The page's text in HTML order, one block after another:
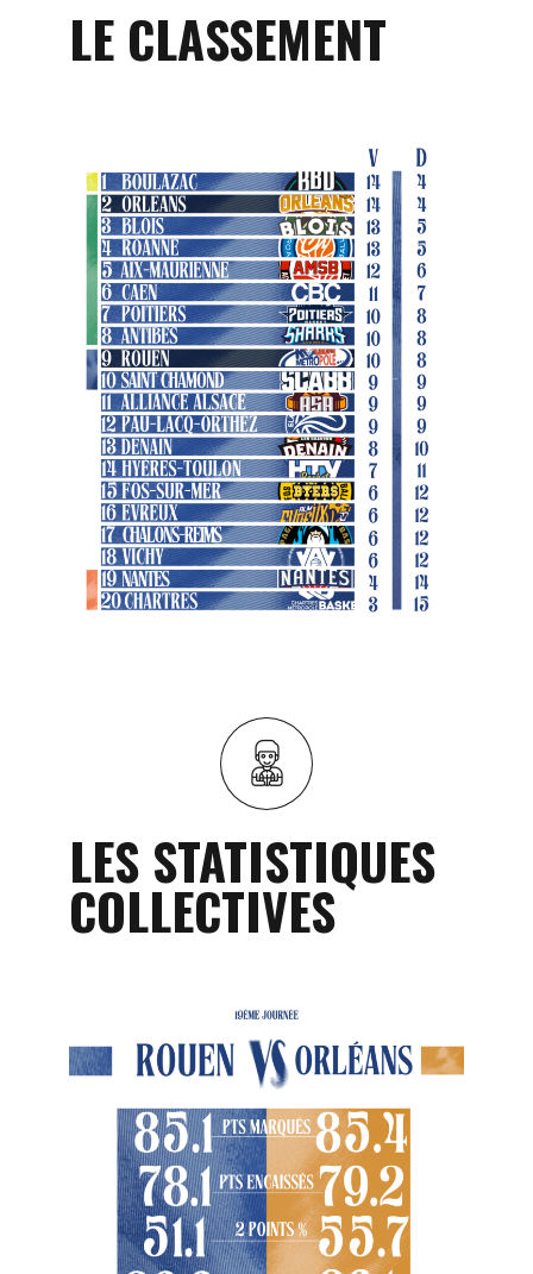
LE CLASSEMENT
LES STATISTIQUES
COLLECTIVES